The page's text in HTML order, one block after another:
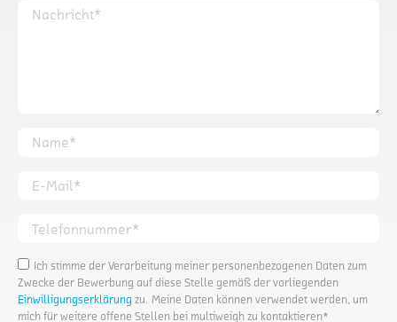
Ihre Nachricht
Ihr Name*
Ihre E-Mail*
Ihre Telefonnummer*
Ich stimme der Verarbeitung meiner personenbezogenen Daten zum
Zwecke der Bewerbung auf diese Stelle gemäß der vorliegenden
Einwilligungserklärung zu. Meine Daten können verwendet werden, um
mich für weitere offene Stellen bei multiweigh zu kontaktieren*